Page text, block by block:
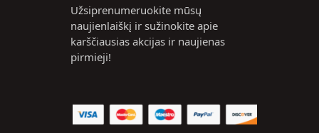
Užsiprenumeruokite mūsų
naujienlaiškį ir sužinokite apie
karščiausias akcijas ir naujienas
pirmieji!